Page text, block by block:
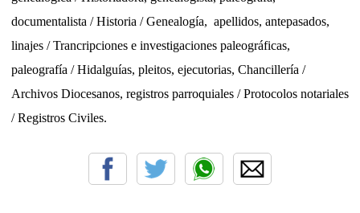
documentalista / Historia / Genealogía, apellidos, antepasados,
linajes / Trancripciones e investigaciones paleográficas,
paleografía / Hidalguías, pleitos, ejecutorias, Chancillería /
Archivos Diocesanos, registros parroquiales / Protocolos notariales
/ Registros Civiles.